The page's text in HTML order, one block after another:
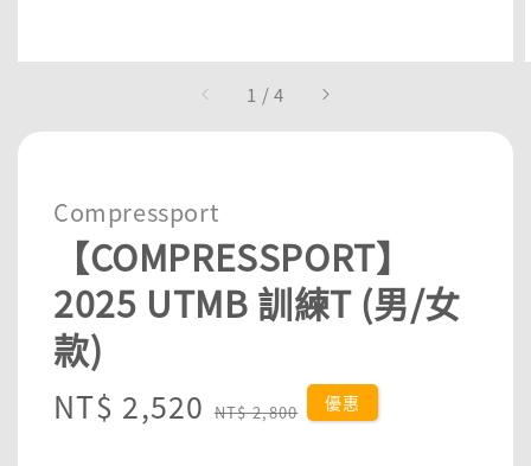
1 /4
Compressport
【COMPRESSPORT】
2025 UTMB 訓練T (男/女
款)
Sale
NT$ 2,520 Regular
NT$ 2,800 優惠